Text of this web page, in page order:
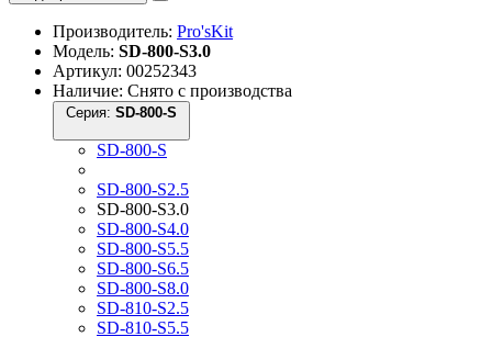
Производитель: Pro'sKit
Модель: SD-800-S3.0
Артикул: 00252343
Наличие: Снято с производства
Серия:
SD-800-S
SD-800-S2.5
SD-800-S3.0
SD-800-S4.0
SD-800-S5.5
SD-800-S6.5
SD-800-S8.0
SD-810-S2.5
SD-810-S5.5